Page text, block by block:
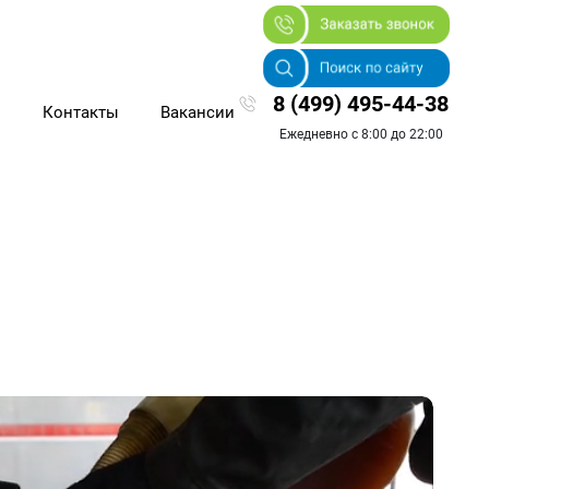
Контакты Вакансии 8 (499) 495-44-38
Ежедневно с 8:00 до 22:00